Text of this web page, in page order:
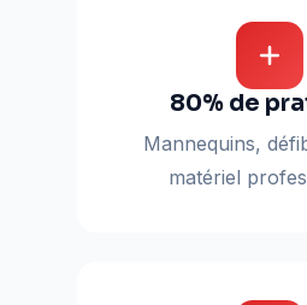
80% de
Mannequins,
matériel